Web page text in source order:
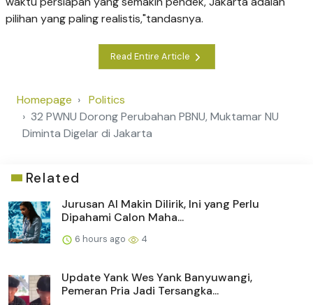
pilihan yang paling realistis,"tandasnya.
Read Entire Article
Homepage
Politics
32 PWNU Dorong Perubahan PBNU, Muktamar NU
Diminta Digelar di Jakarta
Related
Jurusan AI Makin Dilirik, Ini yang Perlu
Dipahami Calon Maha...
6 hours ago 4
Update Yank Wes Yank Banyuwangi,
Pemeran Pria Jadi Tersangka...